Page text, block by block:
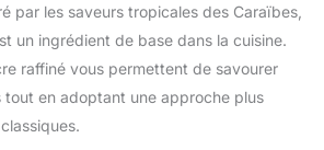
par les saveurs tropicales des Caraïbes,
un ingrédient de base dans la cuisine.
raffiné vous permettent de savourer
tout en adoptant une approche plus